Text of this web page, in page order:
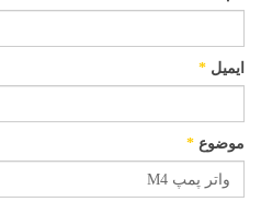
ایمیل *
موضوع *